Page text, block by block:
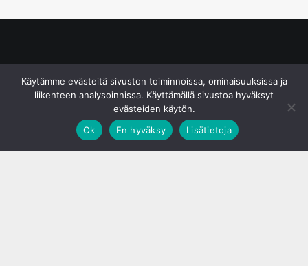
Käytämme evästeitä sivuston toiminnoissa, ominaisuuksissa ja
liikenteen analysoinnissa. Käyttämällä sivustoa hyväksyt
evästeiden käytön.
Ok
En hyväksy Lisätietoja